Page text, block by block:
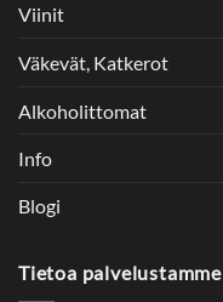
Viinit
Väkevät, Katkerot
Alkoholittomat
Info
Blogi
Tietoa palvelustamme